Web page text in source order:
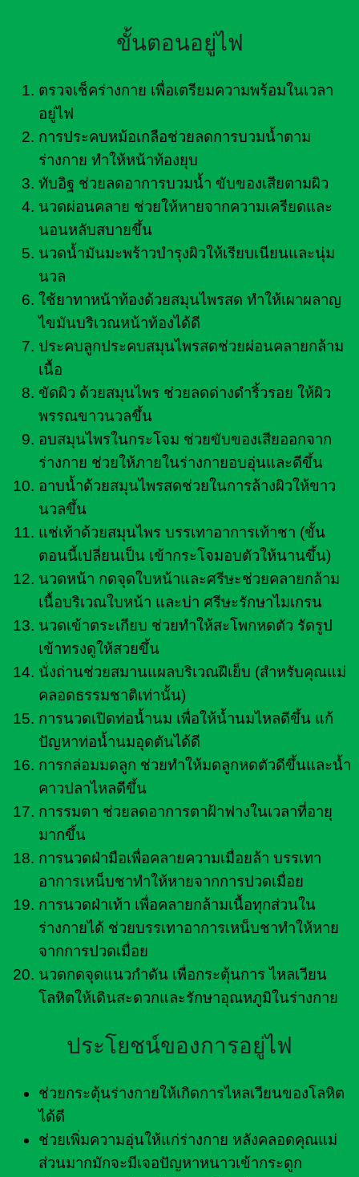
ขั้นตอนอยู่ไฟ
ตรวจเช็คร่างกาย เพื่อเตรียมความพร้อมในเวลา
อยู่ไฟ
การประคบหม้อเกลือช่วยลดการบวมน้ำตาม
ร่างกาย ทำให้หน้าท้องยุบ
ทับอิฐ ช่วยลดอาการบวมน้ำ ขับของเสียตามผิว
นวดผ่อนคลาย ช่วยให้หายจากความเครียดและ
นอนหลับสบายขึ้น
นวดน้ำมันมะพร้าวบำรุงผิวให้เรียบเนียนและนุ่ม
นวล
ใช้ยาทาหน้าท้องด้วยสมุนไพรสด ทำให้เผาผลาญ
ไขมันบริเวณหน้าท้องได้ดี
ประคบลูกประคบสมุนไพรสดช่วยผ่อนคลายกล้าม
เนื้อ
ขัดผิว ด้วยสมุนไพร ช่วยลดด่างดำริ้วรอย ให้ผิว
พรรณขาวนวลขึ้น
อบสมุนไพรในกระโจม ช่วยขับของเสียออกจาก
ร่างกาย ช่วยให้ภายในร่างกายอบอุ่นและดีขึ้น
อาบน้ำด้วยสมุนไพรสดช่วยในการล้างผิวให้ขาว
นวลขึ้น
แช่เท้าด้วยสมุนไพร บรรเทาอาการเท้าชา (ขั้น
ตอนนี้เปลี่ยนเป็น เข้ากระโจมอบตัวให้นานขึ้น)
นวดหน้า กดจุดใบหน้าและศรีษะช่วยคลายกล้าม
เนื้อบริเวณใบหน้า และบ่า ศรีษะรักษาไมเกรน
นวดเข้าตระเกียบ ช่วยทำให้สะโพกหดตัว รัดรูป
เข้าทรงดูให้สวยขึ้น
นั่งถ่านช่วยสมานแผลบริเวณฝีเย็บ (สำหรับคุณแม่
คลอดธรรมชาติเท่านั้น)
การนวดเปิดท่อน้ำนม เพื่อให้น้ำนมไหลดีขึ้น แก้
ปัญหาท่อน้ำนมอุดตันได้ดี
การกล่อมมดลูก ช่วยทำให้มดลูกหดตัวดีขึ้นและน้ำ
คาวปลาไหลดีขึ้น
การรมตา ช่วยลดอาการตาฝ้าฟางในเวลาที่อายุ
มากขึ้น
การนวดฝ่ามือเพื่อคลายความเมื่อยล้า บรรเทา
อาการเหน็บชาทำให้หายจากการปวดเมื่อย
การนวดฝ่าเท้า เพื่อคลายกล้ามเนื้อทุกส่วนใน
ร่างกายได้ ช่วยบรรเทาอาการเหน็บชาทำให้หาย
จากการปวดเมื่อย
นวดกดจุดแนวกำดัน เพื่อกระตุ้นการ ไหลเวียน
โลหิตให้เดินสะดวกและรักษาอุณหภูมิในร่างกาย
ประโยชน์ของการอยู่ไฟ
ช่วยกระตุ้นร่างกายให้เกิดการไหลเวียนของโลหิต
ได้ดี
ช่วยเพิ่มความอุ่นให้แก่ร่างกาย หลังคลอดคุณแม่
ส่วนมากมักจะมีเจอปัญหาหนาวเข้ากระดูก